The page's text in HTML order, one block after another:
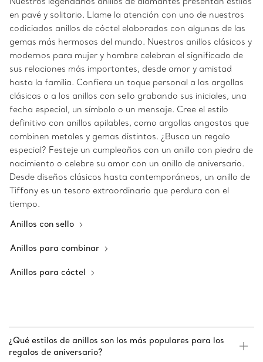
en pavé y solitario. Llame la atención con uno de nuestros
codiciados anillos de cóctel elaborados con algunas de las
gemas más hermosas del mundo. Nuestros anillos clásicos y
modernos para mujer y hombre celebran el significado de
sus relaciones más importantes, desde amor y amistad
hasta la familia. Confiera un toque personal a las argollas
clásicas o a los anillos con sello grabando sus iniciales, una
fecha especial, un símbolo o un mensaje. Cree el estilo
definitivo con anillos apilables, como argollas angostas que
combinen metales y gemas distintos. ¿Busca un regalo
especial? Festeje un cumpleaños con un anillo con piedra de
nacimiento o celebre su amor con un anillo de aniversario.
Desde diseños clásicos hasta contemporáneos, un anillo de
Tiffany es un tesoro extraordinario que perdura con el
tiempo.
Anillos con sello
Anillos para combinar
Anillos para cóctel
¿Qué estilos de anillos son los más populares para los
regalos de aniversario?